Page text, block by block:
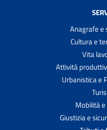
Anagrafe e
Cultura e
Vita
Attività
Urbanistica e
Mobilità
Giustizia e